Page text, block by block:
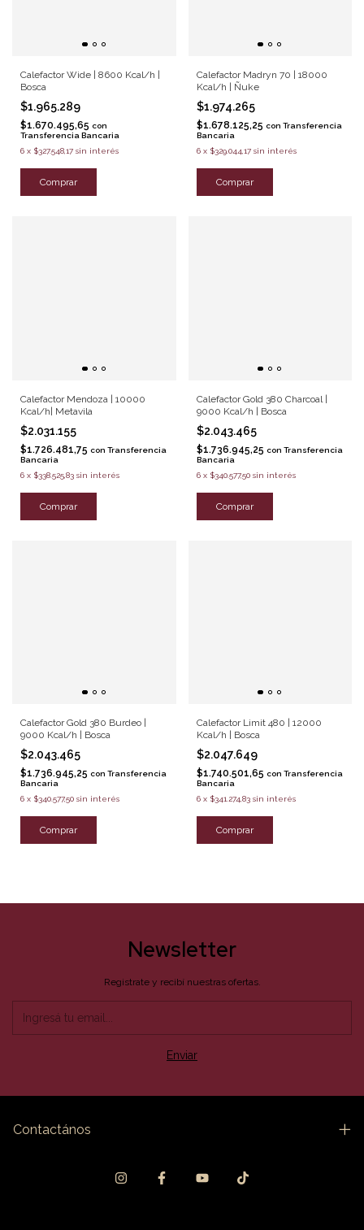
Calefactor Wide | 8600 Kcal/h |
Bosca
$1.965.289
$1.670.495,65 con
Transferencia Bancaria
6 x $327.548,17 sin interés
Comprar
Calefactor Madryn 70 | 18000
Kcal/h | Ñuke
$1.974.265
$1.678.125,25 con Transferencia
Bancaria
6 x $329.044,17 sin interés
Comprar
Calefactor Mendoza | 10000
Kcal/h| Metavila
$2.031.155
$1.726.481,75 con Transferencia
Bancaria
6 x $338.525,83 sin interés
Comprar
Calefactor Gold 380 Charcoal |
9000 Kcal/h | Bosca
$2.043.465
$1.736.945,25 con Transferencia
Bancaria
6 x $340.577,50 sin interés
Comprar
Calefactor Gold 380 Burdeo |
9000 Kcal/h | Bosca
$2.043.465
$1.736.945,25 con Transferencia
Bancaria
6 x $340.577,50 sin interés
Comprar
Calefactor Limit 480 | 12000
Kcal/h | Bosca
$2.047.649
$1.740.501,65 con Transferencia
Bancaria
6 x $341.274,83 sin interés
Comprar
Newsletter
Registrate y recibí nuestras ofertas.
Contactános